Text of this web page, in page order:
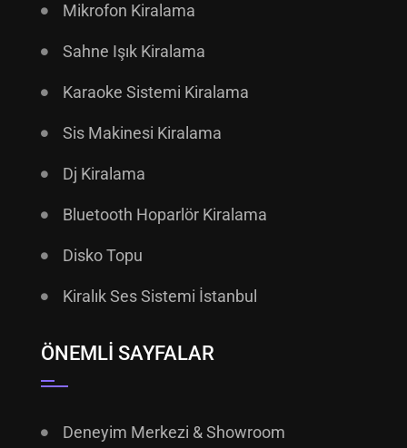
Mikrofon Kiralama
Sahne Işık Kiralama
Karaoke Sistemi Kiralama
Sis Makinesi Kiralama
Dj Kiralama
Bluetooth Hoparlör Kiralama
Disko Topu
Kiralık Ses Sistemi İstanbul
ÖNEMLI SAYFALAR
Deneyim Merkezi & Showroom